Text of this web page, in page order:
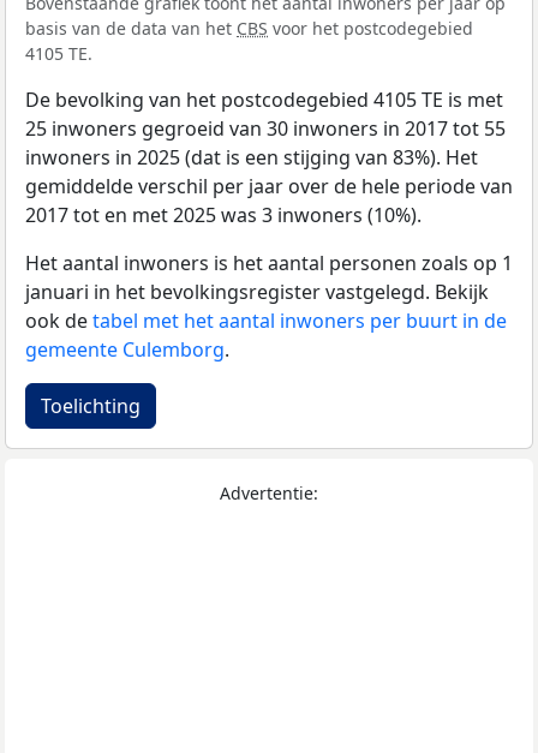
basis van de data van het CBS voor het postcodegebied
4105 TE.
De bevolking van het postcodegebied 4105 TE is met
25 inwoners gegroeid van 30 inwoners in 2017 tot 55
inwoners in 2025 (dat is een stijging van 83%). Het
gemiddelde verschil per jaar over de hele periode van
2017 tot en met 2025 was 3 inwoners (10%).
Het aantal inwoners is het aantal personen zoals op 1
januari in het bevolkingsregister vastgelegd. Bekijk
ook detabel met het aantal inwoners per buurt in de
gemeente Culemborg.
Toelichting
Advertentie: